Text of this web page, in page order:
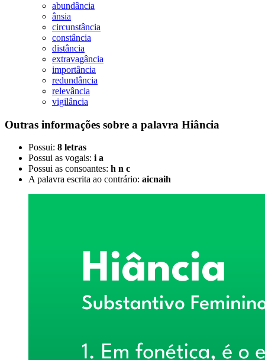
abundância
ânsia
circunstância
constância
distância
extravagância
importância
redundância
relevância
vigilância
Outras informações sobre a palavra Hiância
Possui: 8 letras
Possui as vogais: i a
Possui as consoantes: h n c
A palavra escrita ao contrário: aicnaih